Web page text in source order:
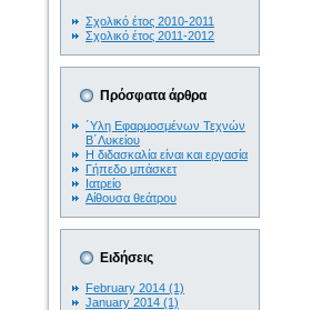
Σχολικό έτος 2010-2011
Σχολικό έτος 2011-2012
Πρόσφατα άρθρα
΄Υλη Εφαρμοσμένων Τεχνών
Β΄Λυκείου
Η διδασκαλία είναι και εργασία
Γήπεδο μπάσκετ
Ιατρείο
Αίθουσα θεάτρου
Ειδήσεις
February 2014 (1)
January 2014 (1)